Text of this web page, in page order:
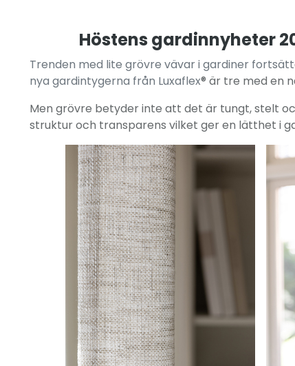
Höstens gardinnyheter
Trenden med lite grövre vävar i gardiner
nya gardintygerna från Luxaflex® är tre med en
Men grövre betyder inte att det är tungt, stelt
struktur och transparens vilket ger en lätthet i